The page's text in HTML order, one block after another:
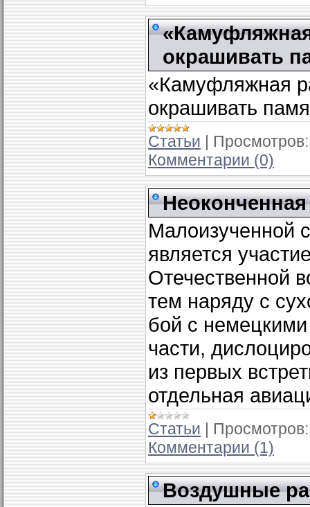
окрашивать
«Камуфляжная
окрашивать
Статьи | Просмотров:
Комментарии (0)
Неоконченная
Малоизученной
является
Отечественной
тем наряду с
бой с
части,
из первых
отдельная
Статьи | Просмотров:
Комментарии (1)
Воздушные